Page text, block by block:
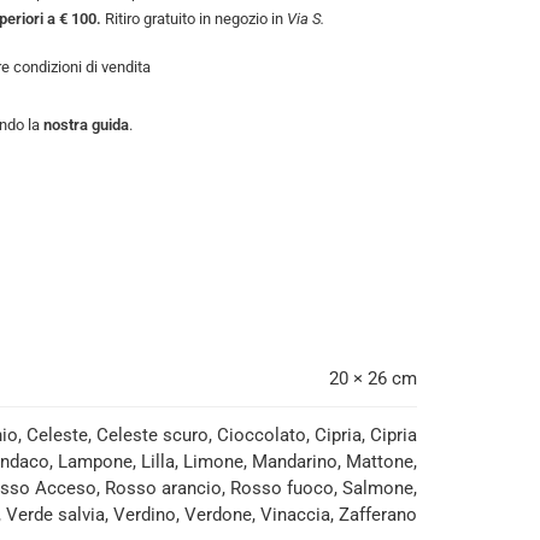
a € 100. Ritiro gratuito in negozio in Via S.
condizioni di vendita
la nostra guida.
20 × 26 cm
Celeste, Celeste scuro, Cioccolato, Cipria, Cipria
Lampone, Lilla, Limone, Mandarino, Mattone,
Acceso, Rosso arancio, Rosso fuoco, Salmone,
salvia, Verdino, Verdone, Vinaccia, Zafferano